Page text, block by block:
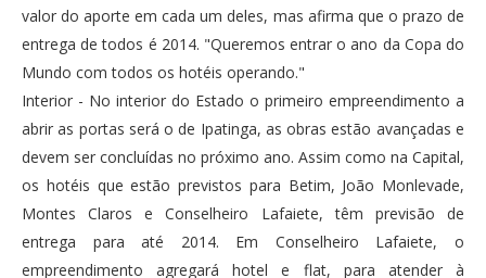
valor do aporte em cada um deles, mas afirma que o prazo de
entrega de todos é 2014. "Queremos entrar o ano da Copa do
Mundo com todos os hotéis operando."
Interior - No interior do Estado o primeiro empreendimento a
abrir as portas será o de Ipatinga, as obras estão avançadas e
devem ser concluídas no próximo ano. Assim como na Capital,
os hotéis que estão previstos para Betim, João Monlevade,
Montes Claros e Conselheiro Lafaiete, têm previsão de
entrega para até 2014. Em Conselheiro Lafaiete, o
empreendimento agregará hotel e flat, para atender à